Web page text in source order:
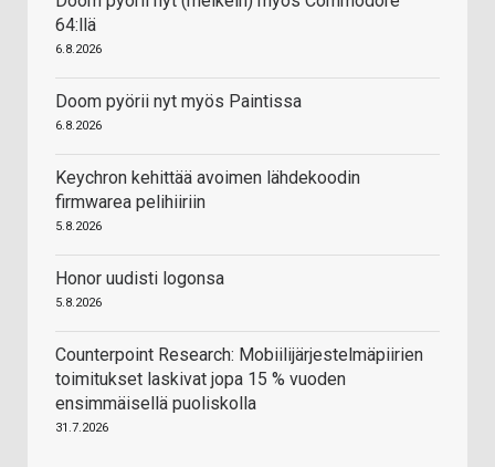
64:llä
6.8.2026
Doom pyörii nyt myös Paintissa
6.8.2026
Keychron kehittää avoimen lähdekoodin
firmwarea pelihiiriin
5.8.2026
Honor uudisti logonsa
5.8.2026
Counterpoint Research: Mobiilijärjestelmäpiirien
toimitukset laskivat jopa 15 % vuoden
ensimmäisellä puoliskolla
31.7.2026